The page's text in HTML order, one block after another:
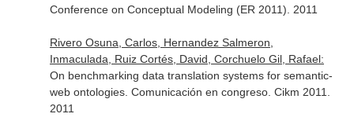
Conference on Conceptual Modeling (ER 2011). 2011
Rivero Osuna, Carlos, Hernandez Salmeron,
Inmaculada, Ruiz Cortés, David, Corchuelo Gil, Rafael:
On benchmarking data translation systems for semantic-
web ontologies. Comunicación en congreso. Cikm 2011.
2011